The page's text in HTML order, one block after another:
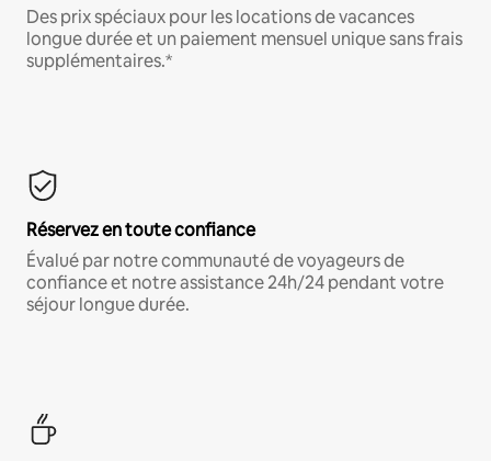
Des prix spéciaux pour les locations de vacances
longue durée et un paiement mensuel unique sans frais
supplémentaires.*
Réservez en toute confiance
Évalué par notre communauté de voyageurs de
confiance et notre assistance 24h/24 pendant votre
séjour longue durée.